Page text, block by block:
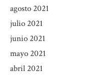
agosto 2021
julio 2021
junio 2021
mayo 2021
abril 2021